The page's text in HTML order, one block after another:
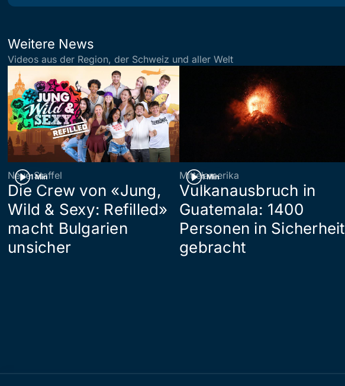
Weitere News
Videos aus der Region, der Schweiz und aller Welt
1 Min
Neue Staffel
Die Crew von «Jung,
Wild & Sexy: Refilled»
macht Bulgarien
unsicher
1 Min
Mittelamerika
Vulkanausbruch in
Guatemala: 1400
Personen in Sicherheit
gebracht